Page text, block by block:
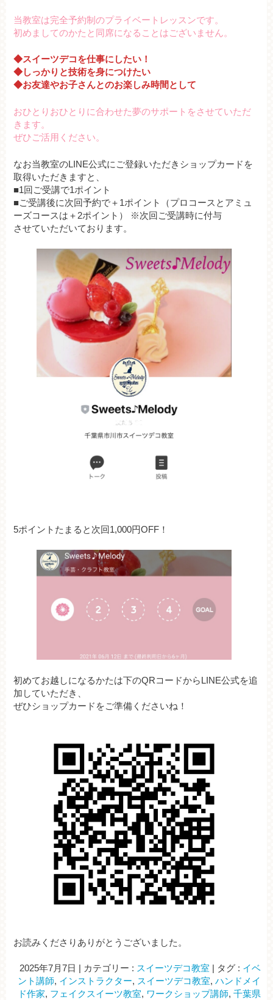
当教室は完全予約制のプライベートレッスンです。
初めましてのかたと同席になることはございません。
◆スイーツデコを仕事にしたい！
◆しっかりと技術を身につけたい
◆お友達やお子さんとのお楽しみ時間として
おひとりおひとりに合わせた夢のサポートをさせていただ
きます。
ぜひご活用ください。
なお当教室のLINE公式にご登録いただきショップカードを
取得いただきますと、
■1回ご受講で1ポイント
■ご受講後に次回予約で＋1ポイント（プロコースとアミュ
ーズコースは＋2ポイント） ※次回ご受講時に付与
させていただいております。
5ポイントたまると次回1,000円OFF！
初めてお越しになるかたは下のQRコードからLINE公式を追
加していただき、
ぜひショップカードをご準備くださいね！
お読みくださりありがとうございました。
2025年7月7日 カテゴリー : スイーツデコ教室 タグ : イベ
ント講師, インストラクター, スイーツデコ教室, ハンドメイ
ド作家, フェイクスイーツ教室, ワークショップ講師, 千葉県